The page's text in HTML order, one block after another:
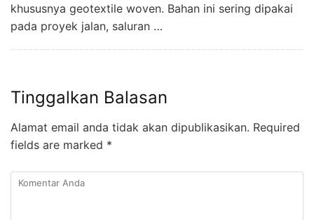
khususnya geotextile woven. Bahan ini sering dipakai
pada proyek jalan, saluran …
Tinggalkan Balasan
Alamat email anda tidak akan dipublikasikan. Required
fields are marked *